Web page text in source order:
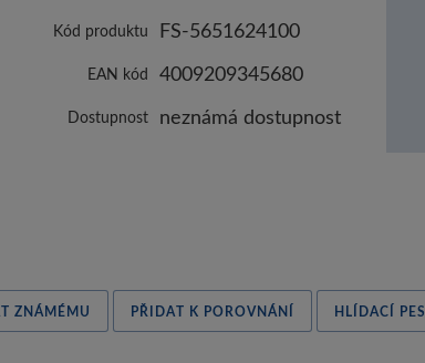
Kód produktu FS-5651624100
EAN kód 4009209345680
Dostupnost neznámá dostupnost
ZNÁMÉMU PŘIDAT K POROVNÁNÍ HLÍDACÍ PES